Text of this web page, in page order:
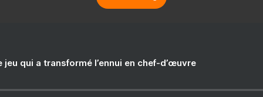
jeu qui a transformé l’ennui en chef-d’œuvre